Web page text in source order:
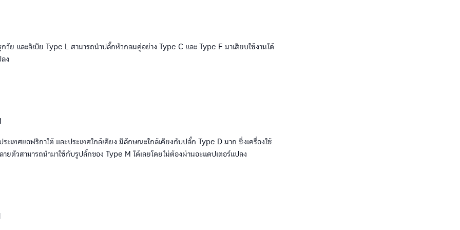
กวัย และลิเบีย Type L สามารถนำปลั๊กหัวกลมคู่อย่าง Type C และ Type F มาเสียบใช้งานได้
ง
ระเทศแอฟริกาใต้ และประเทศใกล้เคียง มีลักษณะใกล้เคียงกับปลั๊ก Type D มาก ซึ่งเครื่องใช้
ยตัวสามารถนำมาใช้กับรูปลั๊กของ Type M ได้เลยโดยไม่ต้องผ่านอะแดปเตอร์แปลง